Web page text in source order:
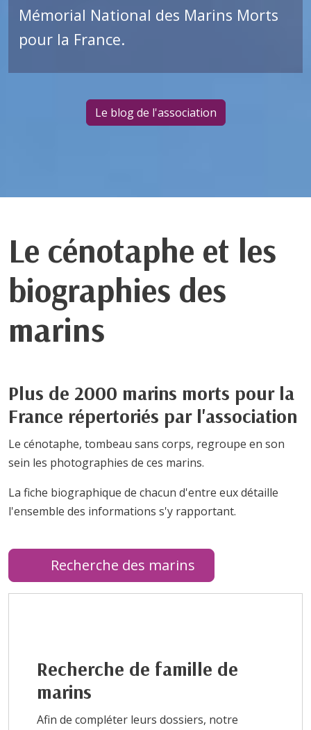
Mémorial National des Marins Morts
pour la France.
Le blog de l'association
Le cénotaphe et les
biographies des
marins
Plus de 2000 marins morts pour la
France répertoriés par l'association
Le cénotaphe, tombeau sans corps, regroupe en son
sein les photographies de ces marins.
La fiche biographique de chacun d'entre eux détaille
l'ensemble des informations s'y rapportant.
Recherche des marins
Recherche de famille de
marins
Afin de compléter leurs dossiers, notre